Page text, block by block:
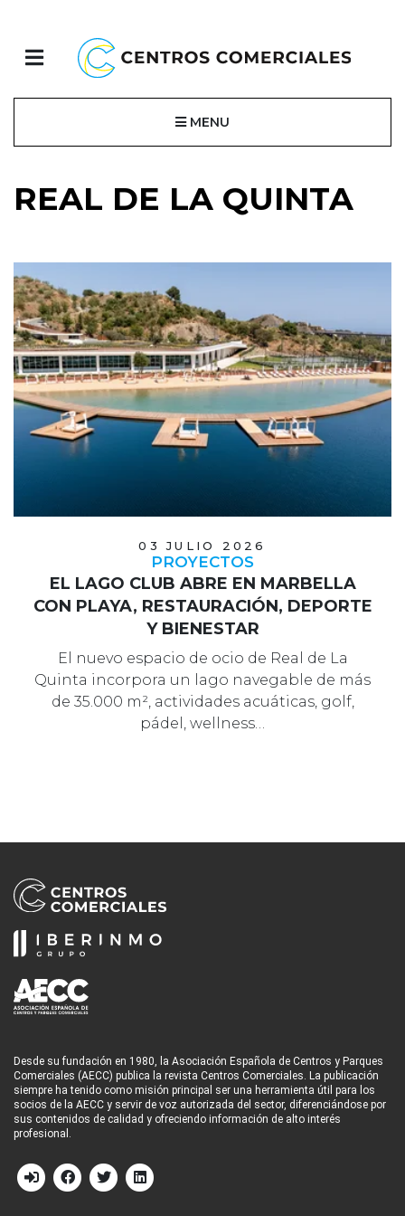
MENU
REAL DE LA QUINTA
03 JULIO 2026
PROYECTOS
EL LAGO CLUB ABRE EN MARBELLA
CON PLAYA, RESTAURACIÓN, DEPORTE
Y BIENESTAR
El nuevo espacio de ocio de Real de La
Quinta incorpora un lago navegable de más
de 35.000 m², actividades acuáticas, golf,
pádel, wellness…
Desde su fundación en 1980, la Asociación Española de Centros y Parques
Comerciales (AECC) publica la revista Centros Comerciales. La publicación
siempre ha tenido como misión principal ser una herramienta útil para los
socios de la AECC y servir de voz autorizada del sector, diferenciándose por
sus contenidos de calidad y ofreciendo información de alto interés
profesional.